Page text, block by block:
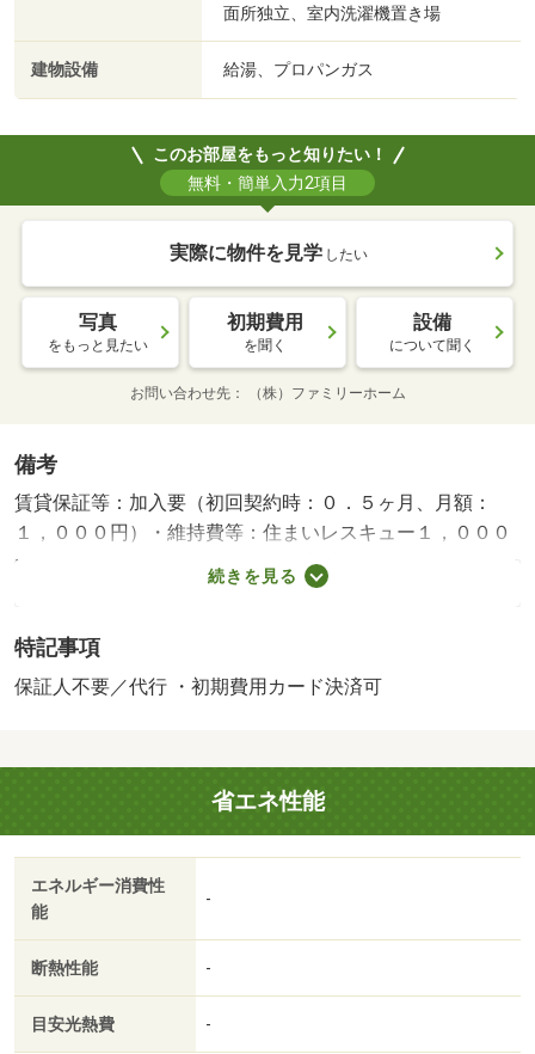
面所独立、室内洗濯機置き場
建物設備 給湯、プロパンガス
このお部屋をもっと知りたい！
無料・簡単入力2項目
実際に物件を見学 したい
写真
をもっと見たい
初期費用
を聞く
設備
について聞く
お問い合わせ先 （株）ファミリーホーム
備考
賃貸保証等：加入要（初回契約時：０．５ヶ月、月額：
１，０００円）・維持費等：住まいレスキュー１，０００
円／月・久しぶりに空きました！貴重な築浅物件♪・バイク
置場：なし・駐輪場：なし・仲介手数料：１．１ヶ月/退去
続きを見る
特記事項
保証人不要／代行 ・初期費用カード決済可
省エネ性能
エネルギー消費性
能
-
断熱性能 -
目安光熱費 -